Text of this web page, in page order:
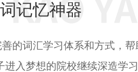
记忆神器
的词汇学习体系和方式，
入梦想的院校继续深造学习